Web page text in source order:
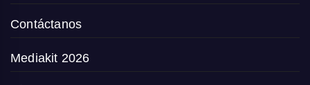
Contáctanos
Mediakit 2026